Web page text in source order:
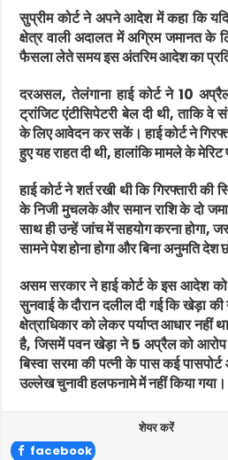
सुप्रीम कोर्ट ने अपने आदेश में कहा कि
क्षेत्र वाली अदालत में अग्रिम जमानत
फैसला लेते समय इस अंतरिम आदेश का
दरअसल, तेलंगाना हाई कोर्ट ने 10
ट्रांजिट एंटीसिपेटरी बेल दी थी, ताकि वे
के लिए आवेदन कर सकें। हाई कोर्ट ने
हुए यह राहत दी थी, हालांकि मामले के मेरिट
हाई कोर्ट ने शर्त रखी थी कि गिरफ्तारी
के निजी मुचलके और समान राशि के दो
साथ ही उन्हें जांच में सहयोग करना होगा,
सामने पेश होना होगा और बिना अनुमति देश
असम सरकार ने हाई कोर्ट के इस आदेश को
सुनवाई के दौरान दलील दी गई कि खेड़ा की
क्षेत्राधिकार को लेकर पर्याप्त आधार
है, जिसमें पवन खेड़ा ने 5 अप्रैल को आरोप
बिस्वा सरमा की पत्नी के पास कई
उल्लेख चुनावी हलफनामे में नहीं किया गया।
शेयर करें
facebook